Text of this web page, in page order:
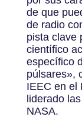
de que
de radio
pista clave
científico
específico
púlsares»,
IEEC en el
liderado
NASA.